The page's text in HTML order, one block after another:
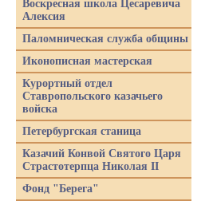
Воскресная школа Цесаревича
Алексия
Паломническая служба общины
Иконописная мастерская
Курортный отдел
Ставропольского казачьего
войска
Петербургская станица
Казачий Конвой Святого Царя
Страстотерпца Николая II
Фонд "Берега"